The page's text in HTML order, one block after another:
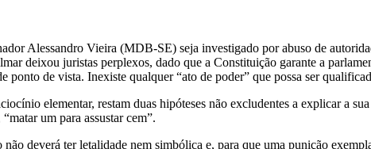
Alessandro Vieira (MDB-SE) seja investigado por abuso de
deixou juristas perplexos, dado que a Constituição garante a
de vista. Inexiste qualquer “ato de poder” que possa ser
elementar, restam duas hipóteses não excludentes a explicar a
um para assustar cem”.
deverá ter letalidade nem simbólica e, para que uma punição